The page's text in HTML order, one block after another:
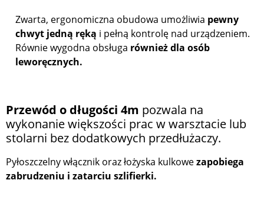
Zwarta, ergonomiczna obudowa umożliwia pewny
chwyt jedną ręką i pełną kontrolę nad urządzeniem.
Równie wygodna obsługa również dla osób
leworęcznych.
Przewód o długości 4m pozwala na
wykonanie większości prac w warsztacie lub
stolarni bez dodatkowych przedłużaczy.
Pyłoszczelny włącznik oraz łożyska kulkowezapobiega
zabrudzeniu i zatarciu szlifierki.